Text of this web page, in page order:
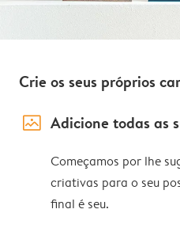
Crie os seus próprios
image_placeholder Adicione todas as
Começamos por lhe
criativas para o seu
final é seu.